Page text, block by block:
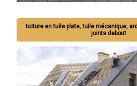
toiture en tuile plate, tuile mécanique,
joints debout